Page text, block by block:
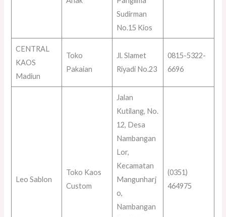
Sudirman
No.15 Kios
CENTRAL
KAOS
Madiun
Toko
Pakaian
Jl. Slamet
Riyadi No.23
0815-5322-
6696
Leo Sablon
Toko Kaos
Custom
Jalan
Kutilang, No.
12, Desa
Nambangan
Lor,
Kecamatan
Mangunharj
o,
Nambangan
(0351)
464975